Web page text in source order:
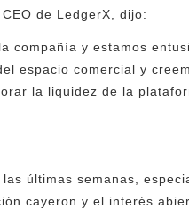
de LedgerX, dijo:
y estamos
espacio comercial y
la liquidez de la
últimas semanas,
cayeron y el interés